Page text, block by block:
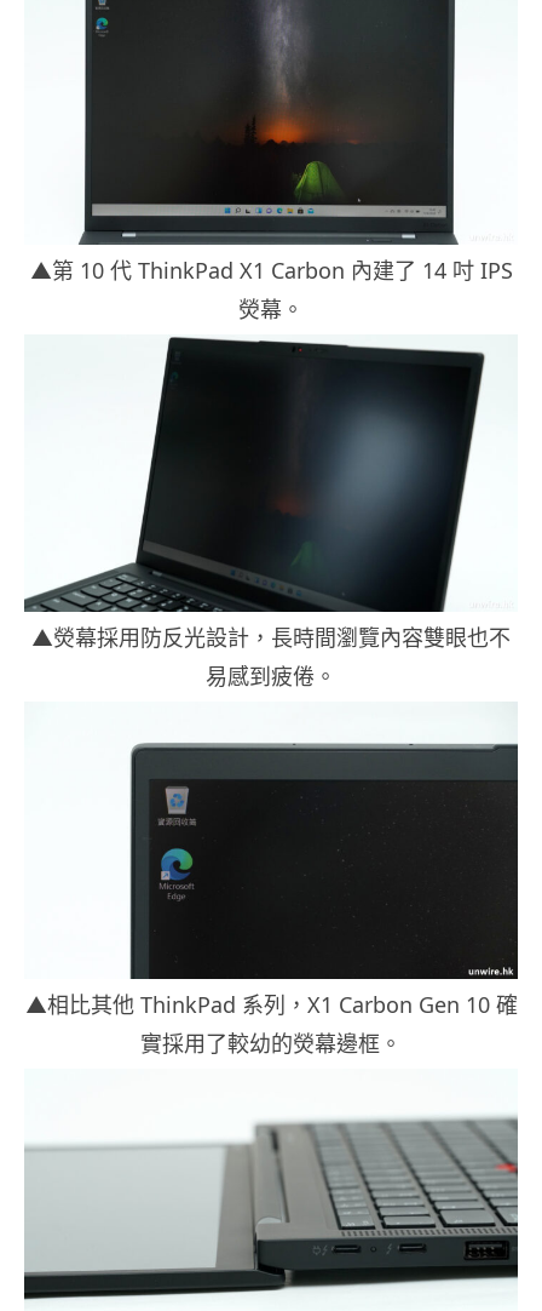
▲第 10 代 ThinkPad X1 Carbon 內建了 14 吋 IPS
熒幕。
▲熒幕採用防反光設計，長時間瀏覽內容雙眼也不
易感到疲倦。
▲相比其他 ThinkPad 系列，X1 Carbon Gen 10 確
實採用了較幼的熒幕邊框。